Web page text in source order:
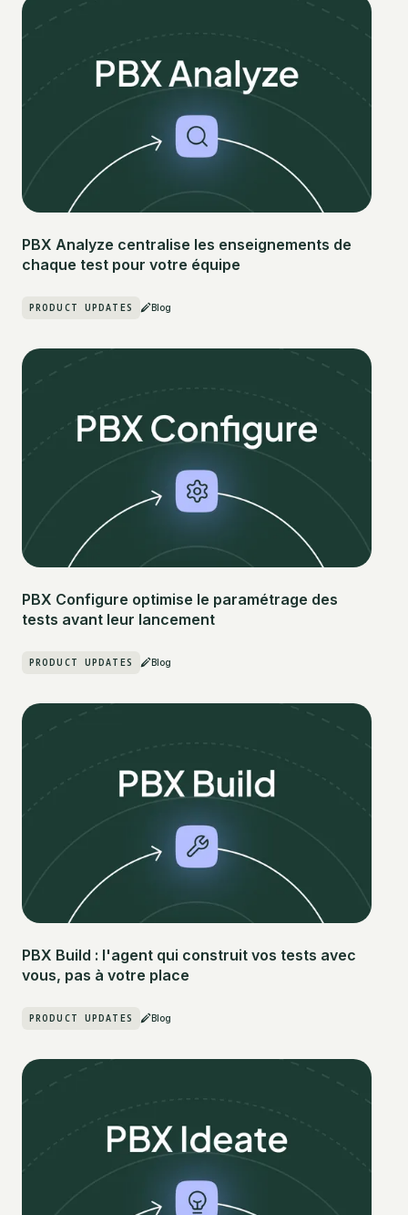
PBX Analyze centralise les enseignements de
chaque test pour votre équipe
PRODUCT UPDATES Blog
PBX Configure optimise le paramétrage des
tests avant leur lancement
PRODUCT UPDATES Blog
PBX Build : l'agent qui construit vos tests avec
vous, pas à votre place
PRODUCT UPDATES Blog